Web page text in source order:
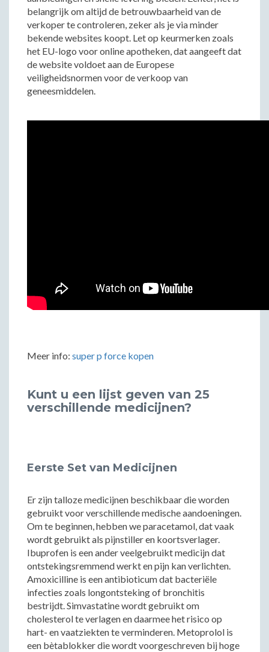
belangrijk om altijd de betrouwbaarheid van de
verkoper te controleren, zeker als je via minder
bekende websites koopt. Let op keurmerken zoals
het EU-logo voor online apotheken, dat aangeeft dat
de website voldoet aan de Europese
veiligheidsnormen voor de verkoop van
geneesmiddelen.
Meer info: super p force kopen
Kunt u een lijst geven van 25
verschillende medicijnen?
Eerste Set van Medicijnen
Er zijn talloze medicijnen beschikbaar die worden
gebruikt voor verschillende medische aandoeningen.
Om te beginnen, hebben we paracetamol, dat vaak
wordt gebruikt als pijnstiller en koortsverlager.
Ibuprofen is een ander veelgebruikt medicijn dat
ontstekingsremmend werkt en pijn kan verlichten.
Amoxicilline is een antibioticum dat bacteriële
infecties zoals longontsteking of bronchitis
bestrijdt. Simvastatine wordt gebruikt om
cholesterol te verlagen en daarmee het risico op
hart- en vaatziekten te verminderen. Metoprolol is
een bètablokker die wordt voorgeschreven bij hoge